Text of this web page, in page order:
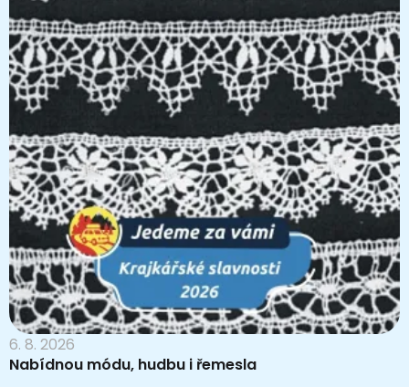
6. 8. 2026
Nabídnou módu, hudbu i řemesla